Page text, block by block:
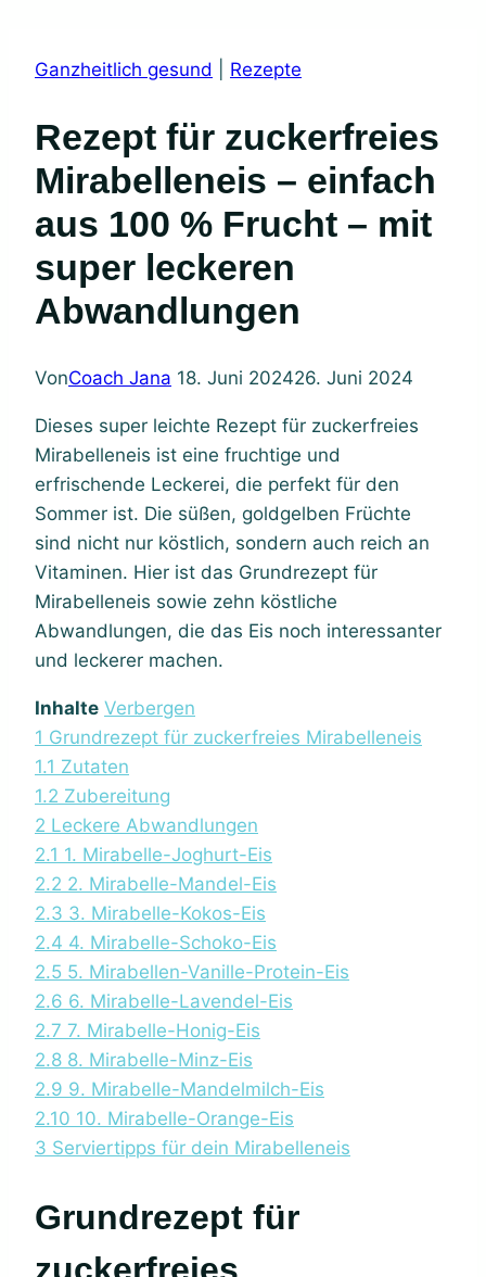
Ganzheitlich gesund Rezepte
Rezept für zuckerfreies
Mirabelleneis – einfach
aus 100 % Frucht – mit
super leckeren
Abwandlungen
VonCoach Jana 18. Juni 202426. Juni 2024
Dieses super leichte Rezept für zuckerfreies
Mirabelleneis ist eine fruchtige und
erfrischende Leckerei, die perfekt für den
Sommer ist. Die süßen, goldgelben Früchte
sind nicht nur köstlich, sondern auch reich an
Vitaminen. Hier ist das Grundrezept für
Mirabelleneis sowie zehn köstliche
Abwandlungen, die das Eis noch interessanter
und leckerer machen.
Inhalte Verbergen
1 Grundrezept für zuckerfreies Mirabelleneis
1.1 Zutaten
1.2 Zubereitung
2 Leckere Abwandlungen
2.1 1. Mirabelle-Joghurt-Eis
2.2 2. Mirabelle-Mandel-Eis
2.3 3. Mirabelle-Kokos-Eis
2.4 4. Mirabelle-Schoko-Eis
2.5 5. Mirabellen-Vanille-Protein-Eis
2.6 6. Mirabelle-Lavendel-Eis
2.7 7. Mirabelle-Honig-Eis
2.8 8. Mirabelle-Minz-Eis
2.9 9. Mirabelle-Mandelmilch-Eis
2.10 10. Mirabelle-Orange-Eis
3 Serviertipps für dein Mirabelleneis
Grundrezept für